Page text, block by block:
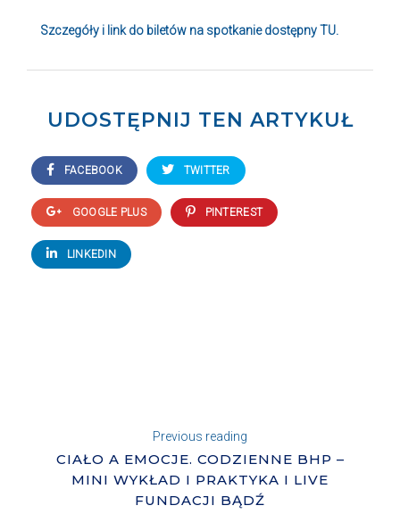
Szczegóły i link do biletów na spotkanie dostępnyTU.
UDOSTĘPNIJ TEN ARTYKUŁ
FACEBOOK TWITTER
GOOGLE PLUS PINTEREST
LINKEDIN
Previous reading
CIAŁO A EMOCJE. CODZIENNE BHP –
MINI WYKŁAD I PRAKTYKA I LIVE
FUNDACJI BĄDŹ